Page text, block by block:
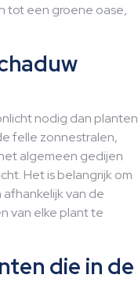
tot een groene oase,
nodig dan planten
felle zonnestralen,
algemeen gedijen
Het is belangrijk om
van de
van elke plant te
die in de